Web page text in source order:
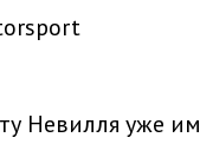
Невилля уже